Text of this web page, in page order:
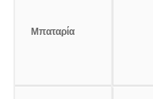
Μπαταρία